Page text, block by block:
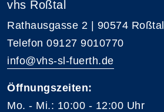
vhs Roßtal
Rathausgasse 2 | 90574 Roßtal
Telefon 09127 9010770
info@vhs-sl-fuerth.de
Öffnungszeiten:
Mo. - Mi.: 10:00 - 12:00 Uhr